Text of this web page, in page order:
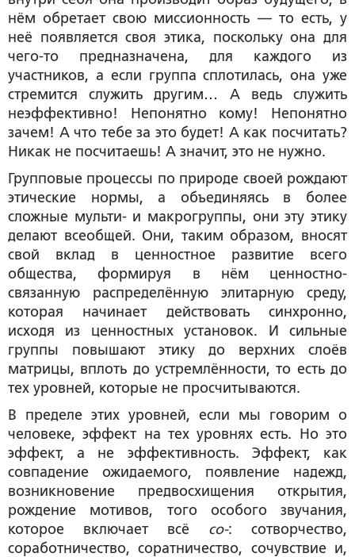
нём обретает свою миссионность — то есть, у
неё появляется своя этика, поскольку она для
чего-то предназначена, для каждого из
участников, а если группа сплотилась, она уже
стремится служить другим… А ведь служить
неэффективно! Непонятно кому! Непонятно
зачем! А что тебе за это будет! А как посчитать?
Никак не посчитаешь! А значит, это не нужно.
Групповые процессы по природе своей рождают
этические нормы, а объединяясь в более
сложные мульти- и макрогруппы, они эту этику
делают всеобщей. Они, таким образом, вносят
свой вклад в ценностное развитие всего
общества, формируя в нём ценностно-
связанную распределённую элитарную среду,
которая начинает действовать синхронно,
исходя из ценностных установок. И сильные
группы повышают этику до верхних слоёв
матрицы, вплоть до устремлённости, то есть до
тех уровней, которые не просчитываются.
В пределе этих уровней, если мы говорим о
человеке, эффект на тех уровнях есть. Но это
эффект, а не эффективность. Эффект, как
совпадение ожидаемого, появление надежд,
возникновение предвосхищения открытия,
рождение мотивов, того особого звучания,
которое включает всё со-: сотворчество,
соработничество, соратничество, сочувствие и,